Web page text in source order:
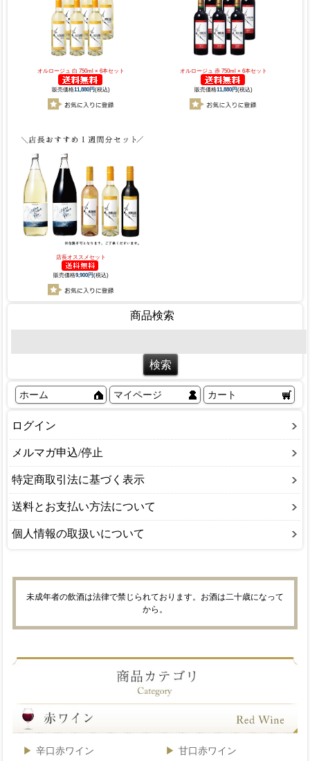
オルロージュ 白 750ml × 6本セット
販売価格11,880円(税込)
オルロージュ 赤 750ml × 6本セット
販売価格11,880円(税込)
店長オススメセット
販売価格9,900円(税込)
商品検索
ホーム マイページ カート
ログイン
メルマガ申込/停止
特定商取引法に基づく表示
送料とお支払い方法について
個人情報の取扱いについて
未成年者の飲酒は法律で禁じられております。お酒は二十歳になって
から。
辛口赤ワイン 甘口赤ワイン